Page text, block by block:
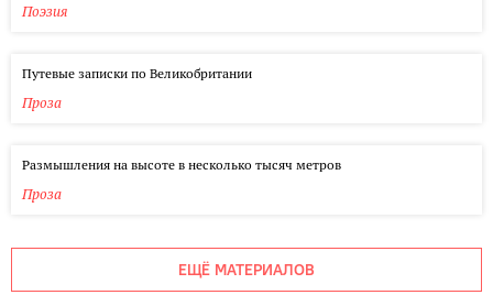
Поэзия
Путевые записки по Великобритании
Проза
Размышления на высоте в несколько тысяч метров
Проза
ЕЩЁ МАТЕРИАЛОВ